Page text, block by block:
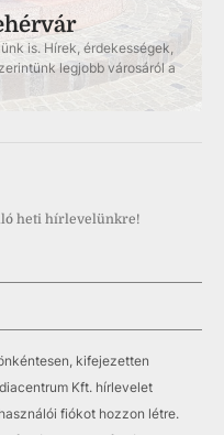
is. Hírek, érdekességek,
legjobb városáról a
heti hírlevelünkre!
kifejezetten
Kft. hírlevelet
fiókot hozzon létre.